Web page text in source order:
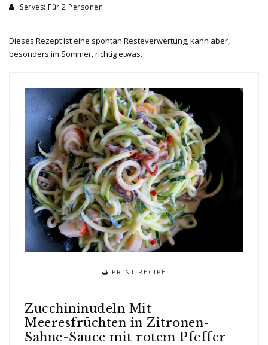
Serves: Für 2 Personen
Dieses Rezept ist eine spontan Resteverwertung, kann aber,
besonders im Sommer, richtig etwas.
PRINT RECIPE
Zucchininudeln Mit
Meeresfrüchten in Zitronen-
Sahne-Sauce mit rotem Pfeffer